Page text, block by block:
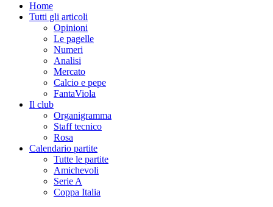
Home
Tutti gli articoli
Opinioni
Le pagelle
Numeri
Analisi
Mercato
Calcio e pepe
FantaViola
Il club
Organigramma
Staff tecnico
Rosa
Calendario partite
Tutte le partite
Amichevoli
Serie A
Coppa Italia